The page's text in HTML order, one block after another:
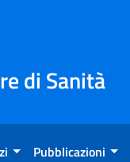
di Sanità
Pubblicazioni